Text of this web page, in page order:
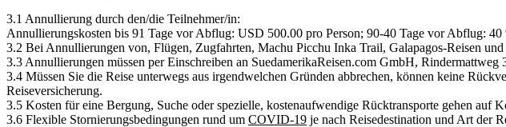
3.1 Annullierung durch den/die Teilnehmer/in:
Annullierungskosten bis 91 Tage vor Abflug: USD 500.00 pro Person; 90-40 Tage vor Abflug:
3.2 Bei Annullierungen von, Flügen, Zugfahrten, Machu Picchu Inka Trail, Galapagos-Reisen
3.3 Annullierungen müssen per Einschreiben an SuedamerikaReisen.com GmbH,
3.4 Müssen Sie die Reise unterwegs aus irgendwelchen Gründen abbrechen, können keine
Reiseversicherung.
3.5 Kosten für eine Bergung, Suche oder spezielle, kostenaufwendige Rücktransporte gehen auf
3.6 Flexible Stornierungsbedingungen rund um COVID-19 je nach Reisedestination und Art der